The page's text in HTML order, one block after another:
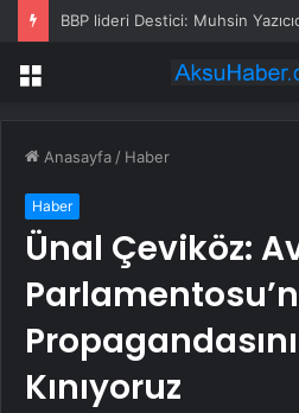
Menü
Anasayfa / Haber
Haber
Ünal Çeviköz:
Kınıyoruz